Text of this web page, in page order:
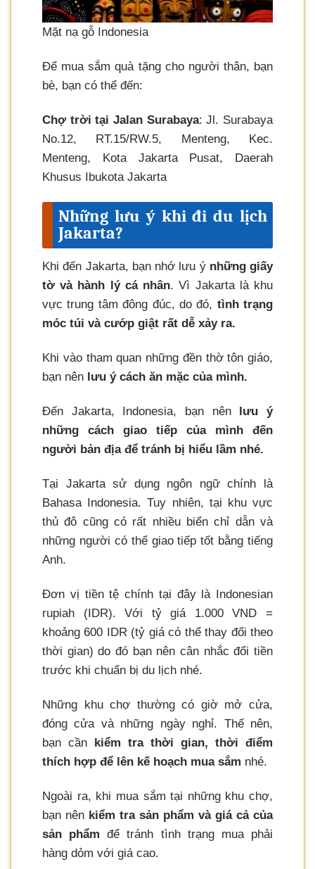
Mặt nạ gỗ Indonesia
Để mua sắm quà tặng cho người thân, bạn
bè, bạn có thể đến:
Chợ trời tại Jalan Surabaya: Jl. Surabaya
No.12, RT.15/RW.5, Menteng, Kec.
Menteng, Kota Jakarta Pusat, Daerah
Khusus Ibukota Jakarta
Những lưu ý khi đi du lịch
Jakarta?
Khi đến Jakarta, bạn nhớ lưu ý những giấy
tờ và hành lý cá nhân. Vì Jakarta là khu
vực trung tâm đông đúc, do đó, tình trạng
móc túi và cướp giật rất dễ xảy ra.
Khi vào tham quan những đền thờ tôn giáo,
bạn nên lưu ý cách ăn mặc của mình.
Đến Jakarta, Indonesia, bạn nênlưu ý
những cách giao tiếp của mình đến
người bản địa để tránh bị hiểu lầm nhé.
Tại Jakarta sử dụng ngôn ngữ chính là
Bahasa Indonesia. Tuy nhiên, tại khu vực
thủ đô cũng có rất nhiều biển chỉ dẫn và
những người có thể giao tiếp tốt bằng tiếng
Anh.
Đơn vị tiền tệ chính tại đây là Indonesian
rupiah (IDR). Với tỷ giá 1.000 VND =
khoảng 600 IDR (tỷ giá có thể thay đổi theo
thời gian) do đó bạn nên cân nhắc đổi tiền
trước khi chuẩn bị du lịch nhé.
Những khu chợ thường có giờ mở cửa,
đóng cửa và những ngày nghỉ. Thế nên,
bạn cần
kiểm tra thời gian, thời điểm
thích hợp để lên kế hoạch mua sắm nhé.
Ngoài ra, khi mua sắm tại những khu chợ,
bạn nên kiểm tra sản phẩm và giá cả của
sản phẩm để tránh tình trạng mua phải
hàng dỏm với giá cao.